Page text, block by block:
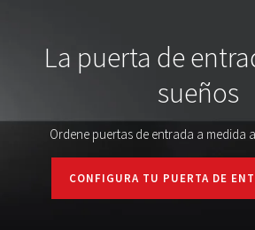
La puerta de
sueños
Ordene puertas de entrada a medida
CONFIGURA TU PUERTA DE